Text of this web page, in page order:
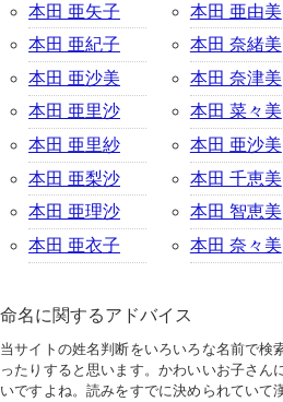
本田 亜矢子
本田 亜紀子
本田 亜沙美
本田 亜里沙
本田 亜里紗
本田 亜梨沙
本田 亜理沙
本田 亜衣子
本田 亜由美
本田 奈緒美
本田 奈津美
本田 菜々美
本田 亜沙美
本田 千恵美
本田 智恵美
本田 奈々美
命名に関するアドバイス
当サイトの姓名判断をいろいろな名前で検
ったりすると思います。かわいいお子さん
いですよね。読みをすでに決められていて